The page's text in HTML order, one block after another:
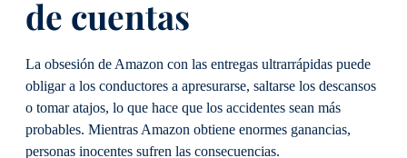
de cuentas
La obsesión de Amazon con las entregas ultrarrápidas puede
obligar a los conductores a apresurarse, saltarse los descansos
o tomar atajos, lo que hace que los accidentes sean más
probables. Mientras Amazon obtiene enormes ganancias,
personas inocentes sufren las consecuencias.